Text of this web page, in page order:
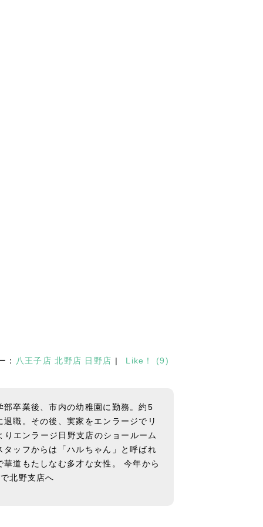
： 八王子店 北野店 日野店 | Like！ (9)
卒業後、市内の幼稚園に勤務。約5
職。その後、実家をエンラージでリ
エンラージ日野支店のショールーム
ッフからは「ハルちゃん」と呼ばれ
道もたしなむ多才な女性。 今年から
北野支店へ